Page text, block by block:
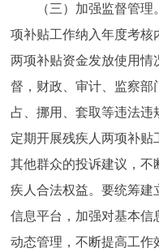
（三）加强监督管理
项补贴工作纳入年度考核
两项补贴资金发放使用情
督，财政、审计、监察部
占、挪用、套取等违法违
定期开展残疾人两项补贴
其他群众的投诉建议，不
疾人合法权益。要统筹建
信息平台，加强对基本信
动态管理，不断提高工作